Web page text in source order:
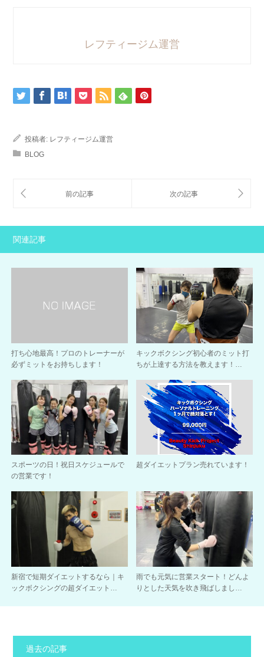
レフティージム運営
投稿者: レフティージム運営
BLOG
関連記事
打ち心地最高！プロのトレーナーが
必ずミットをお持ちします！
キックボクシング初心者のミット打
ちが上達する方法を教えます！…
スポーツの日！祝日スケジュールで
の営業です！
超ダイエットプラン売れています！
新宿で短期ダイエットするなら｜キ
ックボクシングの超ダイエット…
雨でも元気に営業スタート！どんよ
りとした天気を吹き飛ばしまし…
過去の記事